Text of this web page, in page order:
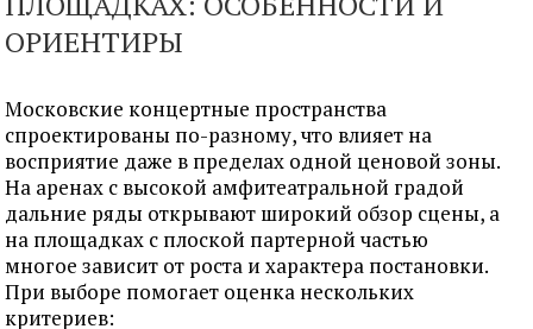
ОРИЕНТИРЫ
Московские концертные пространства
спроектированы по-разному, что влияет на
восприятие даже в пределах одной ценовой зоны.
На аренах с высокой амфитеатральной градой
дальние ряды открывают широкий обзор сцены, а
на площадках с плоской партерной частью
многое зависит от роста и характера постановки.
При выборе помогает оценка нескольких
критериев: